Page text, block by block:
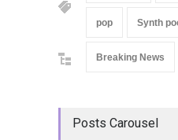
pop Synth
Breaking News
Posts Carousel